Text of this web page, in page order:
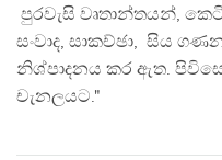
පුරවැසි වෘතාන්තයන්,
සංවාද, සාකච්ඡා, සිය
නිශ්පාදනය කර ඇත.
චැනලයට."